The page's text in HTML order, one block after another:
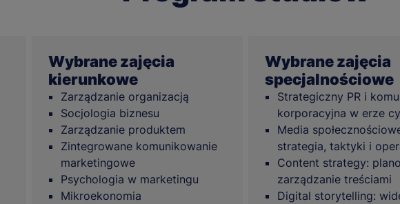
Wybrane zajęcia
kierunkowe
Zarządzanie organizacją
Socjologia biznesu
Zarządzanie produktem
Zintegrowane komunikowanie
marketingowe
Psychologia w marketingu
Mikroekonomia
Wybrane zajęcia
specjalnościowe
Strategiczny PR i
korporacyjna w erze
Media
strategia, taktyki i
Content strategy:
zarządzanie treściami
Digital storytelling: